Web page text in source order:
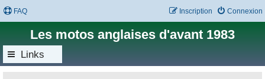
FAQ Connexion
Inscription
Les motos anglaises d'avant 1983
Links